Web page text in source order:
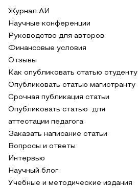
Журнал АИ
Научные конференции
Руководство для авторов
Финансовые условия
Отзывы
Как опубликовать статью студенту
Опубликовать статью магистранту
Срочная публикация статьи
Опубликовать статью для
аттестации педагога
Заказать написание статьи
Вопросы и ответы
Интервью
Научный блог
Учебные и методические издания